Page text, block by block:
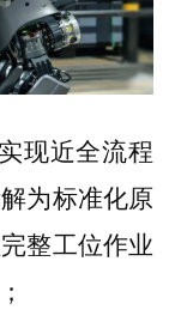
现近全流程
为标准化原
整工位作业